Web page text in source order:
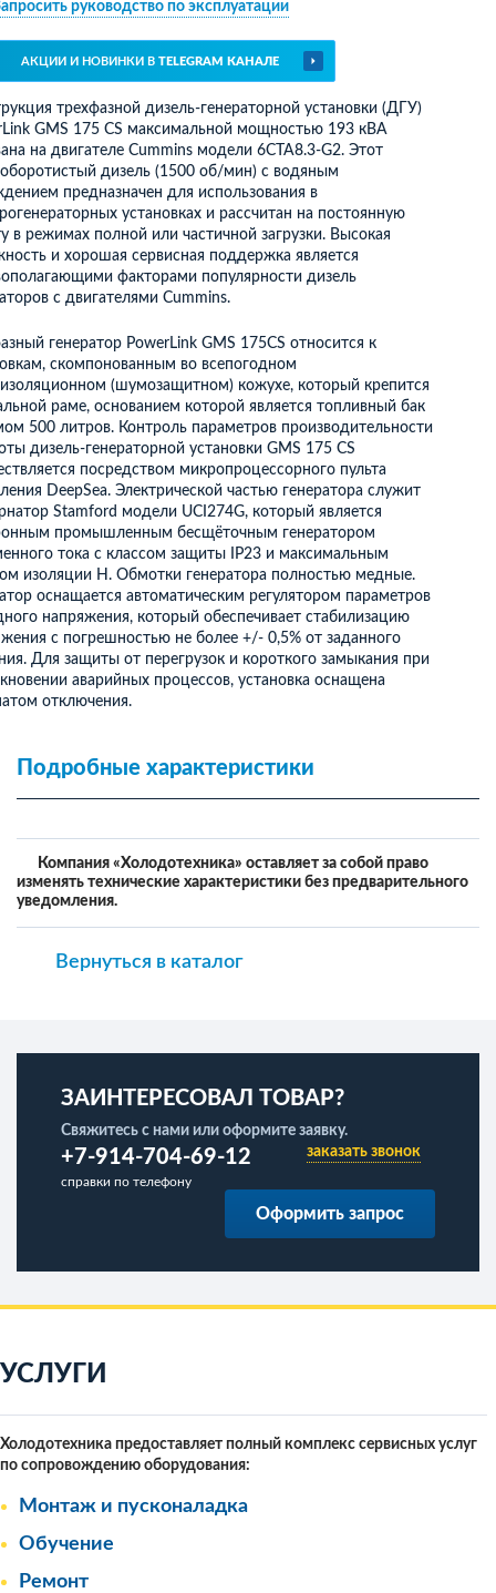
Генератор чешуйчатого льда (море)
Танки-накопители бинарного льда
Генератор гранулированного льда
Воздухоохладители Конденсаторы
Блок-формы для заморозки
ГоловорубРыбомойка
Глазуровочная машина
Холодное приготовление тузлука
(УХПТ)
Икропробивочная машина
Машина посола и отжима икры
Измельчитель рыбных отходов
Мешкозашивочная машина
Тепловые насосы воздух-вода для
загородного дома
Тепловые насосы для бассейнов
Бойлер для горячей воды с тепловым
насосом
руководство по эксплуатации
АКЦИИ И НОВИНКИ В TELEGRAM КАНАЛЕ
трехфазной дизель-генераторной установки (ДГУ)
GMS 175 CS максимальной мощностью 193 кВА
на двигателе Cummins модели 6CTA8.3-G2. Этот
дизель (1500 об/мин) с водяным
предназначен для использования в
установках и рассчитан на постоянную
в режимах полной или частичной загрузки. Высокая
и хорошая сервисная поддержка является
факторами популярности дизель
с двигателями Cummins.
генератор PowerLink GMS 175CS относится к
скомпонованным во всепогодном
(шумозащитном) кожухе, который крепится
раме, основанием которой является топливный бак
500 литров. Контроль параметров производительности
дизель-генераторной установки GMS 175 CS
посредством микропроцессорного пульта
DeepSea. Электрической частью генератора служит
Stamford модели UCI274G, который является
промышленным бесщёточным генератором
тока с классом защиты IP23 и максимальным
изоляции H. Обмотки генератора полностью медные.
оснащается автоматическим регулятором параметров
напряжения, который обеспечивает стабилизацию
с погрешностью не более +/- 0,5% от заданного
Для защиты от перегрузок и короткого замыкания при
аварийных процессов, установка оснащена
отключения.
Подробные характеристики
Компания «Холодотехника» оставляет за собой право
изменять технические характеристики без предварительного
уведомления.
Вернуться в каталог
ЗАИНТЕРЕСОВАЛ ТОВАР?
Свяжитесь с нами или оформите заявку.
+7-914-704-69-12
справки по телефону
заказать звонок
Оформить запрос
УСЛУГИ
Холодотехника предоставляет полный комплекс сервисных услуг
по сопровождению оборудования:
Монтаж и пусконаладка
Обучение
Ремонт